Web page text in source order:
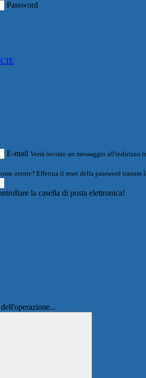
Password
E-mail Verrà inviato un messaggio all'indirizzo
utente? Effettua il reset della password tramite
la casella di posta elettronica!